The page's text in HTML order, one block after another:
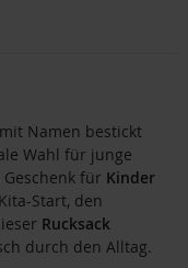
Namen bestickt
Wahl für junge
für Kinder
Start, den
Rucksack
durch den Alltag.